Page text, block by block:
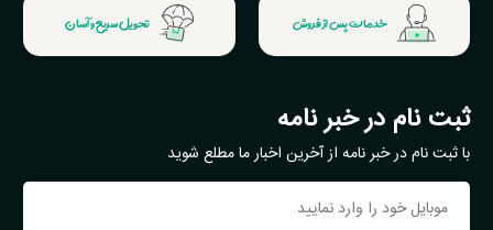
خدمات پس از فروش تحویل سریع و آسان
ثبت نام در خبر نامه
با ثبت نام در خبر نامه از آخرین اخبار ما مطلع شوید